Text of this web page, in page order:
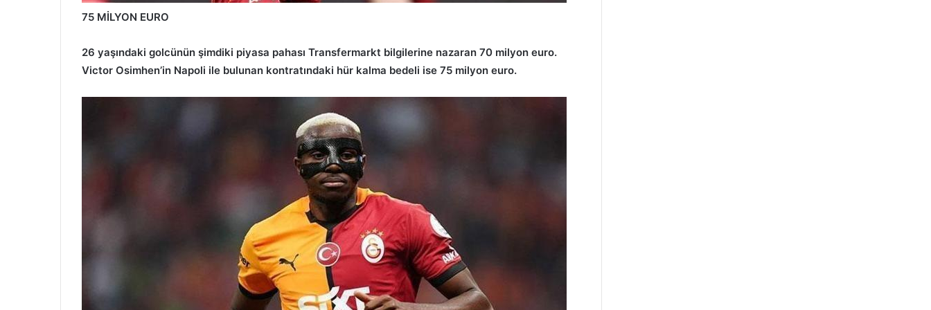
75 MİLYON EURO
26 yaşındaki golcünün şimdiki piyasa pahası Transfermarkt bilgilerine nazaran 70 milyon euro.
Victor Osimhen’in Napoli ile bulunan kontratındaki hür kalma bedeli ise 75 milyon euro.